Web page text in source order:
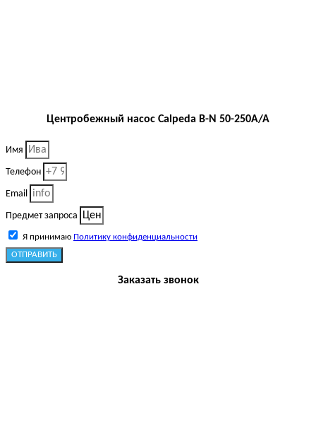
Центробежный насос Calpeda B-N 50-250A/A
Имя
Телефон
Email
Предмет запроса
Я принимаю Политику конфиденциальности
ОТПРАВИТЬ
Заказать звонок